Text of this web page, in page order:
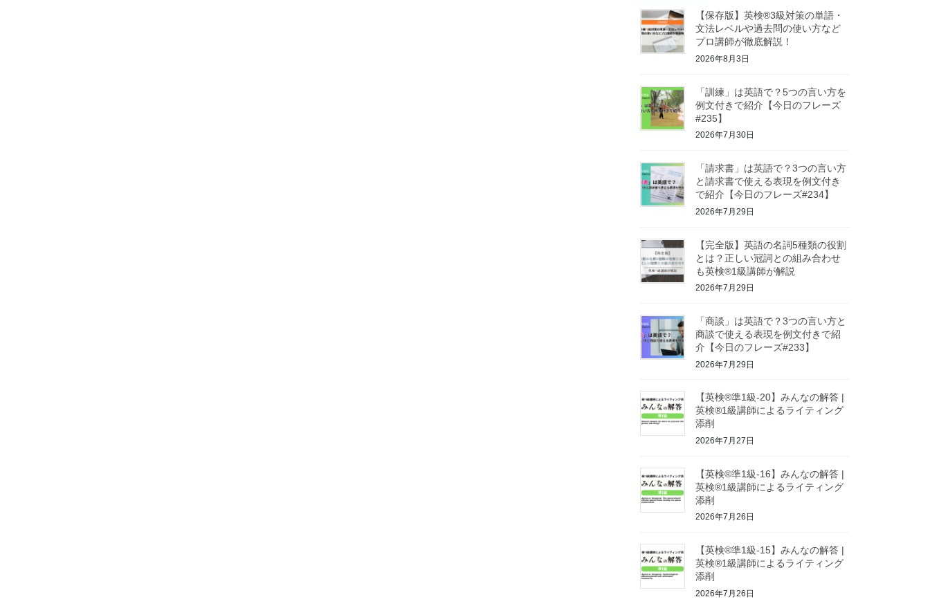
【保存版】英検®3級対策の単語・
文法レベルや過去問の使い方など
プロ講師が徹底解説！
2026年8月3日
「訓練」は英語で？5つの言い方を
例文付きで紹介【今日のフレーズ
#235】
2026年7月30日
「請求書」は英語で？3つの言い方
と請求書で使える表現を例文付き
で紹介【今日のフレーズ#234】
2026年7月29日
【完全版】英語の名詞5種類の役割
とは？正しい冠詞との組み合わせ
も英検®1級講師が解説
2026年7月29日
「商談」は英語で？3つの言い方と
商談で使える表現を例文付きで紹
介【今日のフレーズ#233】
2026年7月29日
【英検®準1級-20】みんなの解答 |
英検®1級講師によるライティング
添削
2026年7月27日
【英検®準1級-16】みんなの解答 |
英検®1級講師によるライティング
添削
2026年7月26日
【英検®準1級-15】みんなの解答 |
英検®1級講師によるライティング
添削
2026年7月26日